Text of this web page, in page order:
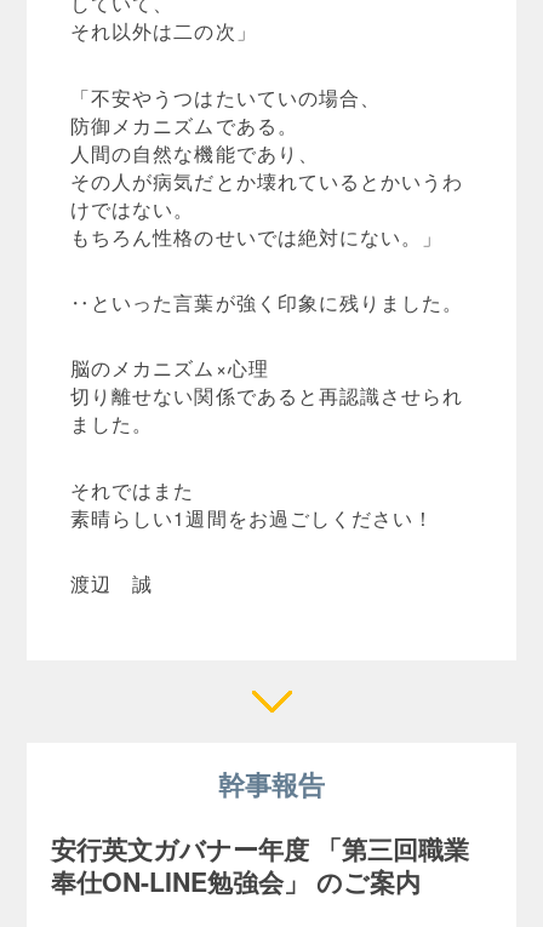
それ以外は二の次」
「不安やうつはたいていの場合、
防御メカニズムである。
人間の自然な機能であり、
その人が病気だとか壊れているとかいうわ
けではない。
もちろん性格のせいでは絶対にない。」
‥といった言葉が強く印象に残りました。
脳のメカニズム×心理
切り離せない関係であると再認識させられ
ました。
それではまた
素晴らしい1週間をお過ごしください！
渡辺 誠
幹事報告
安行英文ガバナー年度 「第三回職業
奉仕ON-LINE勉強会」 のご案内